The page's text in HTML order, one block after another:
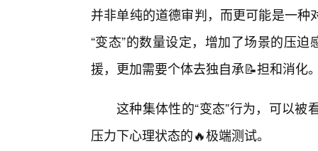
并非单纯的道德审判，而更可能是一
“变态”的数量设定，增加了场景的压
援，更加需要个体去独自承📝担和消化
这种集体性的“变态”行为，可以
压力下心理状态的🔥极端测试。